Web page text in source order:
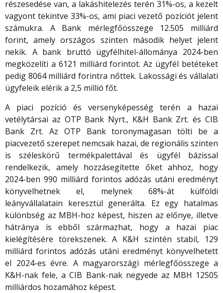
részesedése van, a lakáshitelezés terén 31%-os, a kezelt
vagyont tekintve 33%-os, ami piaci vezető pozíciót jelent
számukra. A Bank mérlegfőösszege 12.505 milliárd
forint, amely országos szinten második helyet jelent
nekik. A bank bruttó ügyfélhitel-állománya 2024-ben
megközelíti a 6121 milliárd forintot. Az ügyfél betéteket
pedig 8064 milliárd forintra nőttek. Lakossági és vállalati
ügyfeleik elérik a 2,5 millió főt.
A piaci pozíció és versenyképesség terén a hazai
vetélytársai az OTP Bank Nyrt., K&H Bank Zrt. és CIB
Bank Zrt. Az OTP Bank toronymagasan tölti be a
piacvezető szerepet nemcsak hazai, de regionális szinten
is széleskörű termékpalettával és ügyfél bázissal
rendelkezik, amely hozzásegítette őket ahhoz, hogy
2024-ben 990 milliárd forintos adózás utáni eredményt
könyvelhetnek el, melynek 68%-át külföldi
leányvállalatain keresztül generálta. Ez egy hatalmas
különbség az MBH-hoz képest, hiszen az előnye, illetve
hátránya is ebből származhat, hogy a hazai piac
kielégítésére törekszenek. A K&H szintén stabil, 129
milliárd forintos adózás utáni eredményt könyvelhetett
el 2024-es évre. A magyarországi mérlegfőösszege a
K&H-nak fele, a CIB Bank-nak negyede az MBH 12505
milliárdos hozamához képest.